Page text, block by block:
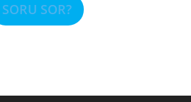
SORU SOR?